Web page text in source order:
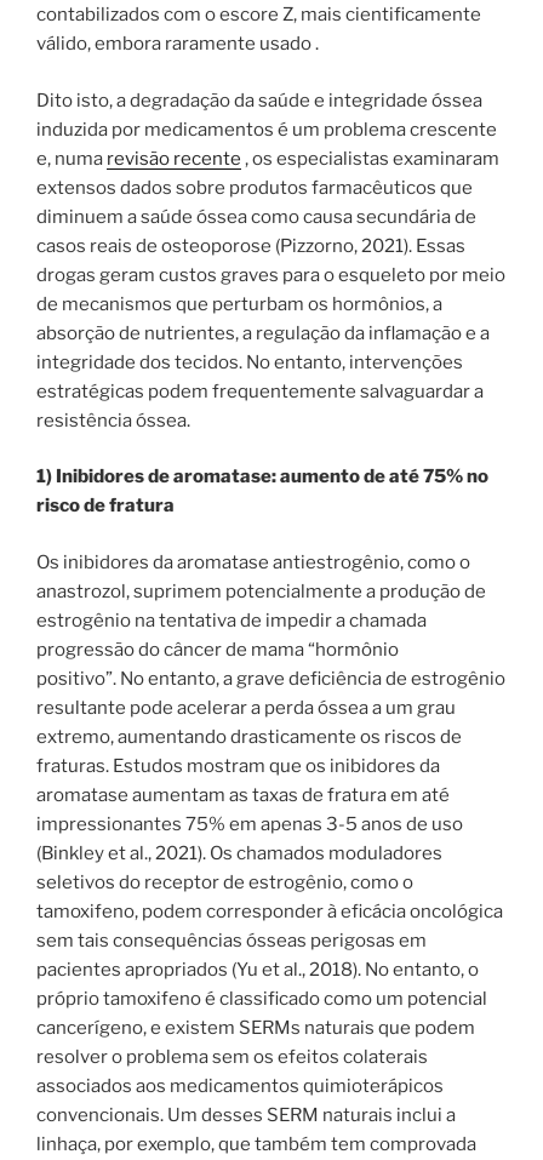
contabilizados com o escore Z, mais cientificamente
válido, embora raramente usado .
Dito isto, a degradação da saúde e integridade óssea
induzida por medicamentos é um problema crescente
e, numa revisão recente , os especialistas examinaram
extensos dados sobre produtos farmacêuticos que
diminuem a saúde óssea como causa secundária de
casos reais de osteoporose (Pizzorno, 2021). Essas
drogas geram custos graves para o esqueleto por meio
de mecanismos que perturbam os hormônios, a
absorção de nutrientes, a regulação da inflamação e a
integridade dos tecidos. No entanto, intervenções
estratégicas podem frequentemente salvaguardar a
resistência óssea.
1) Inibidores de aromatase: aumento de até 75% no
risco de fratura
Os inibidores da aromatase antiestrogênio, como o
anastrozol, suprimem potencialmente a produção de
estrogênio na tentativa de impedir a chamada
progressão do câncer de mama “hormônio
positivo”. No entanto, a grave deficiência de estrogênio
resultante pode acelerar a perda óssea a um grau
extremo, aumentando drasticamente os riscos de
fraturas. Estudos mostram que os inibidores da
aromatase aumentam as taxas de fratura em até
impressionantes 75% em apenas 3-5 anos de uso
(Binkley et al., 2021). Os chamados moduladores
seletivos do receptor de estrogênio, como o
tamoxifeno, podem corresponder à eficácia oncológica
sem tais consequências ósseas perigosas em
pacientes apropriados (Yu et al., 2018). No entanto, o
próprio tamoxifeno é classificado como um potencial
cancerígeno, e existem SERMs naturais que podem
resolver o problema sem os efeitos colaterais
associados aos medicamentos quimioterápicos
convencionais. Um desses SERM naturais inclui a
linhaça, por exemplo, que também tem comprovada